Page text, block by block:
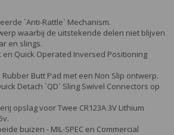
`Anti-Rattle` Mechanism.
waarbij de uitstekende delen niet blijven
en slings.
en Quick Operated Inversed Positioning
Butt Pad met een Non Slip ontwerp.
Detach `QD` Sling Swivel Connectors op
opslag voor Twee CR123A 3V Lithium
buizen - MIL-SPEC en Commercial